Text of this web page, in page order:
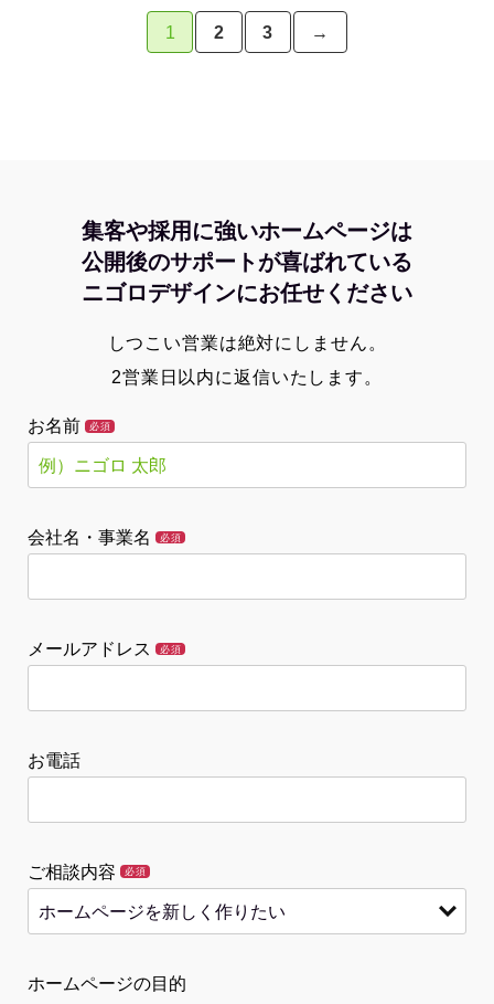
1 2 3 →
集客や採用に強いホームページは
公開後のサポートが喜ばれている
ニゴロデザインにお任せください
しつこい営業は絶対にしません。
2営業日以内に返信いたします。
お名前 必須
会社名・事業名 必須
メールアドレス 必須
お電話
ご相談内容 必須
ホームページの目的